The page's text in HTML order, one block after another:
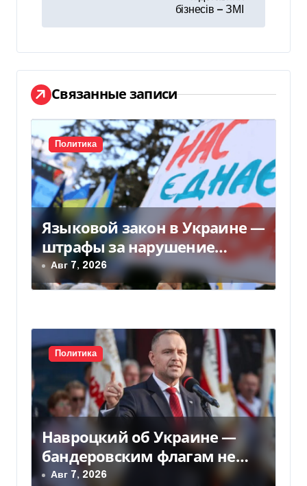
ц
и
я
п
о
з
а
п
и
с
я
бізнесів — ЗМІ
Связанные записи
Политика
Языковой закон в Украине —
штрафы за нарушение
вырастут до 170 тысяч
Авг 7, 2026
Политика
Навроцкий об Украине —
бандеровским флагам не
место в Польше
Авг 7, 2026